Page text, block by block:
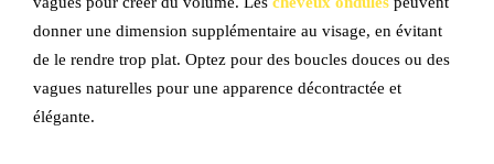
donner une dimension supplémentaire au visage, en évitant
de le rendre trop plat. Optez pour des boucles douces ou des
vagues naturelles pour une apparence décontractée et
élégante.